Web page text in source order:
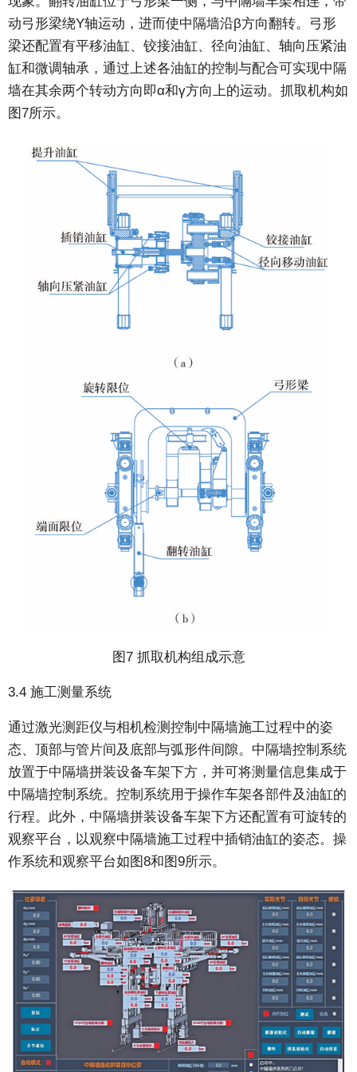
动弓形梁绕Y轴运动，进而使中隔墙沿β方向翻转。弓形
梁还配置有平移油缸、铰接油缸、径向油缸、轴向压紧油
缸和微调轴承，通过上述各油缸的控制与配合可实现中隔
墙在其余两个转动方向即α和γ方向上的运动。抓取机构如
图7所示。
图7 抓取机构组成示意
3.4 施工测量系统
通过激光测距仪与相机检测控制中隔墙施工过程中的姿
态、顶部与管片间及底部与弧形件间隙。中隔墙控制系统
放置于中隔墙拼装设备车架下方，并可将测量信息集成于
中隔墙控制系统。控制系统用于操作车架各部件及油缸的
行程。此外，中隔墙拼装设备车架下方还配置有可旋转的
观察平台，以观察中隔墙施工过程中插销油缸的姿态。操
作系统和观察平台如图8和图9所示。